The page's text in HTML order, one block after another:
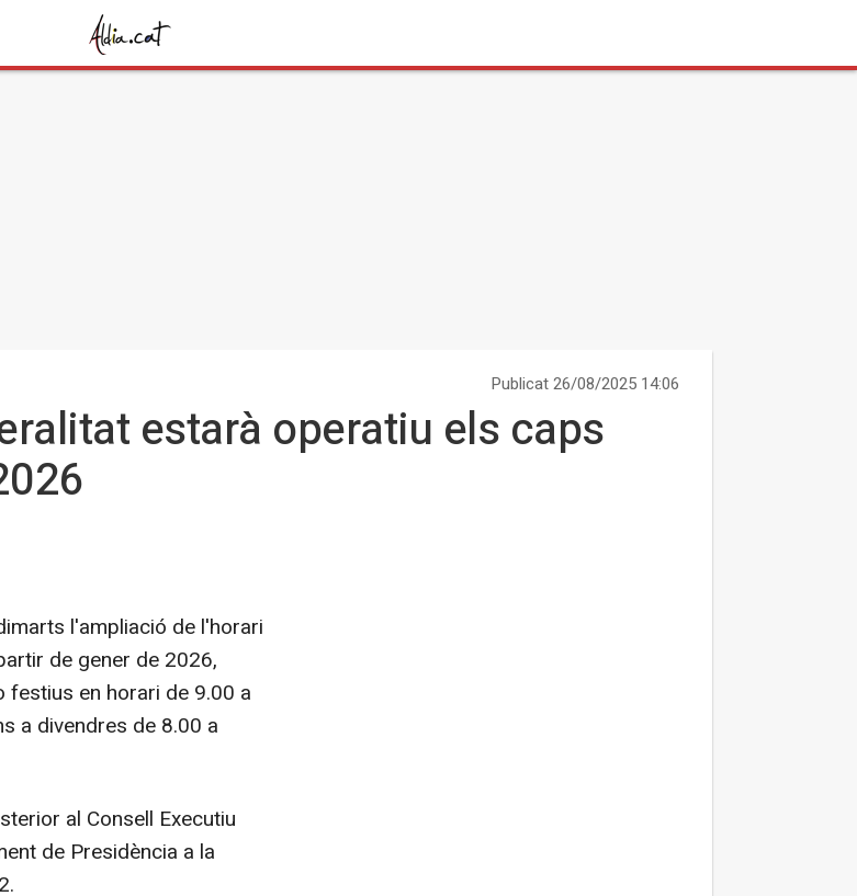
Publicat 26/08/2025 14:06
estarà operatiu els caps
l'ampliació de l'horari
de gener de 2026,
en horari de 9.00 a
a divendres de 8.00 a
al Consell Executiu
de Presidència a la